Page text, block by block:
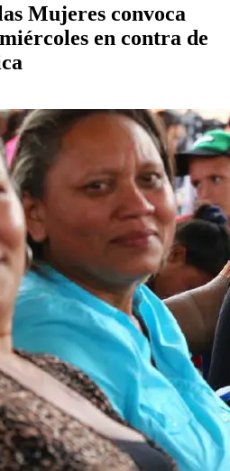
Mujeres convoca
en contra de